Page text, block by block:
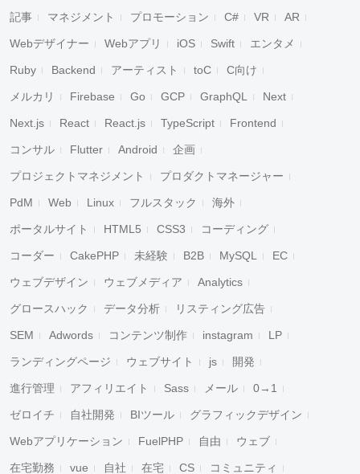
記事 マネジメント プロモーション C# VR AR
Webデザイナー Webアプリ iOS Swift エンタメ
Ruby Backend アーティスト toC C向け
メルカリ Firebase Go GCP GraphQL Next
Next.js React React.js TypeScript Frontend
コンサル Flutter Android 企画
プロジェクトマネジメント プロダクトマネージャー
PdM Web Linux フルスタック 海外
ポータルサイト HTML5 CSS3 コーディング
コーダー CakePHP 未経験 B2B MySQL EC
ウェブデザイン ウェブメディア Analytics
グロースハック データ分析 リスティング広告
SEM Adwords コンテンツ制作 instagram LP
ランディングページ ウェブサイト js 開発
進行管理 アフィリエイト Sass メール 0→1
ゼロイチ 自社開発 BIツール グラフィックデザイン
Webアプリケーション FuelPHP 自由 ウェブ
在宅勤務 vue 自社 在宅 CS コミュニティ